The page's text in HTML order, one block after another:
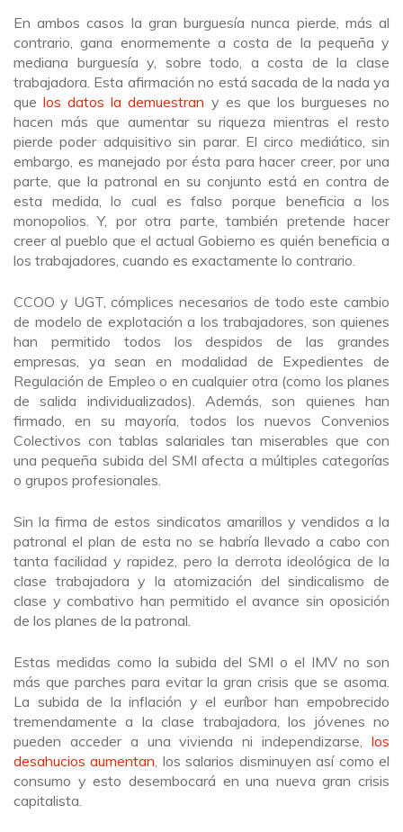
En ambos casos la gran burguesía nunca pierde, más al
contrario, gana enormemente a costa de la pequeña y
mediana burguesía y, sobre todo, a costa de la clase
trabajadora. Esta afirmación no está sacada de la nada ya
quelos datos la demuestran y es que los burgueses no
hacen más que aumentar su riqueza mientras el resto
pierde poder adquisitivo sin parar. El circo mediático, sin
embargo, es manejado por ésta para hacer creer, por una
parte, que la patronal en su conjunto está en contra de
esta medida, lo cual es falso porque beneficia a los
monopolios. Y, por otra parte, también pretende hacer
creer al pueblo que el actual Gobierno es quién beneficia a
los trabajadores, cuando es exactamente lo contrario.
CCOO y UGT, cómplices necesarios de todo este cambio
de modelo de explotación a los trabajadores, son quienes
han permitido todos los despidos de las grandes
empresas, ya sean en modalidad de Expedientes de
Regulación de Empleo o en cualquier otra (como los planes
de salida individualizados). Además, son quienes han
firmado, en su mayoría, todos los nuevos Convenios
Colectivos con tablas salariales tan miserables que con
una pequeña subida del SMI afecta a múltiples categorías
o grupos profesionales.
Sin la firma de estos sindicatos amarillos y vendidos a la
patronal el plan de esta no se habría llevado a cabo con
tanta facilidad y rapidez, pero la derrota ideológica de la
clase trabajadora y la atomización del sindicalismo de
clase y combativo han permitido el avance sin oposición
de los planes de la patronal.
Estas medidas como la subida del SMI o el IMV no son
más que parches para evitar la gran crisis que se asoma.
La subida de la inflación y el euríbor han empobrecido
tremendamente a la clase trabajadora, los jóvenes no
pueden acceder a una vivienda ni independizarse, los
desahucios aumentan, los salarios disminuyen así como el
consumo y esto desembocará en una nueva gran crisis
capitalista.